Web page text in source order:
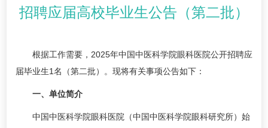
招聘应届高校毕业生公告（第二批）
根据工作需要，2025年中国中医科学院眼科医院公开招聘应
届毕业生1名（第二批）。现将有关事项公告如下：
一、单位简介
中国中医科学院眼科医院（中国中医科学院眼科研究所）始